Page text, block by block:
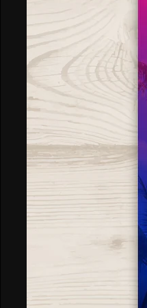
La plataforma
trabajo. Más
entre
estudios.
Español
Copyright © 2010-